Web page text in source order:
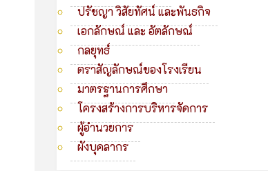
ปรัชญา วิสัยทัศน์ และพันธกิจ
เอกลักษณ์ และ อัตลักษณ์
กลยุทธ์
ตราสัญลักษณ์ของโรงเรียน
มาตรฐานการศึกษา
โครงสร้างการบริหารจัดการ
ผู้อำนวยการ
ผังบุคลากร